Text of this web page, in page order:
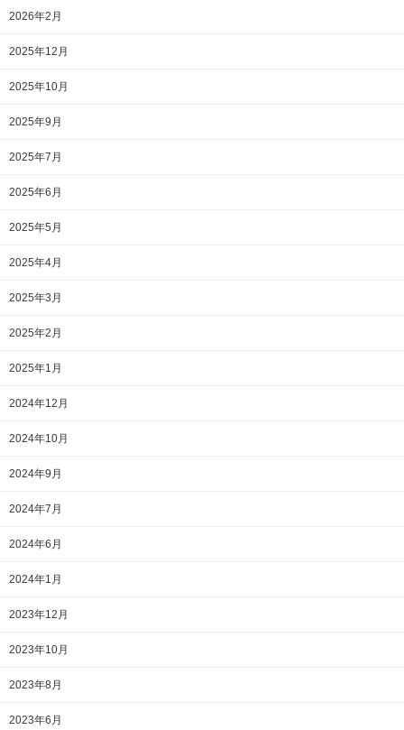
2026年2月
2025年12月
2025年10月
2025年9月
2025年7月
2025年6月
2025年5月
2025年4月
2025年3月
2025年2月
2025年1月
2024年12月
2024年10月
2024年9月
2024年7月
2024年6月
2024年1月
2023年12月
2023年10月
2023年8月
2023年6月